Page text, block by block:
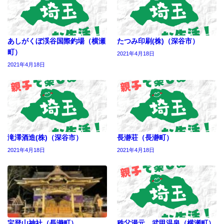
あしがくぼ渓谷国際釣場（横瀬
町）
2021年4月18日
たつみ印刷(株)（深谷市）
2021年4月18日
滝澤酒造(株)（深谷市）
2021年4月18日
長瀞荘（長瀞町）
2021年4月18日